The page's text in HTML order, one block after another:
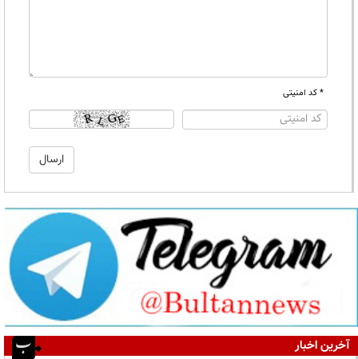
* کد امنیتی
آخرین اخبار